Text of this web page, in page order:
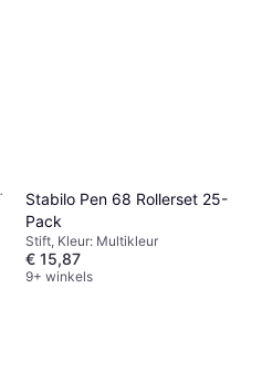
Stabilo Pen 68 Rollerset 25-
Pack
Stift, Kleur: Multikleur
€ 15,87
9+ winkels